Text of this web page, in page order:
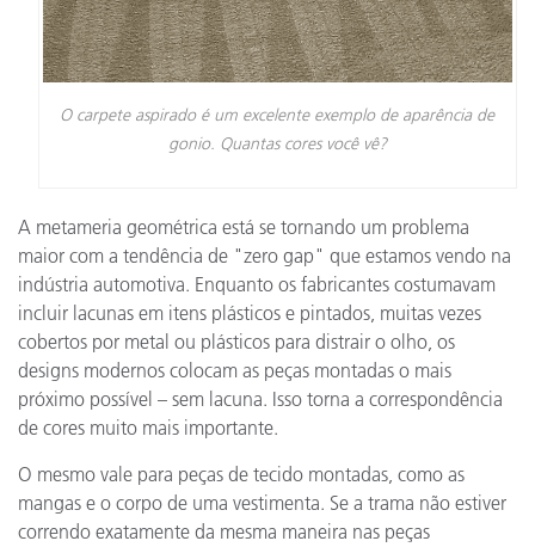
O carpete aspirado é um excelente exemplo de aparência de
gonio. Quantas cores você vê?
A metameria geométrica está se tornando um problema
maior com a tendência de "zero gap" que estamos vendo na
indústria automotiva. Enquanto os fabricantes costumavam
incluir lacunas em itens plásticos e pintados, muitas vezes
cobertos por metal ou plásticos para distrair o olho, os
designs modernos colocam as peças montadas o mais
próximo possível – sem lacuna. Isso torna a correspondência
de cores muito mais importante.
O mesmo vale para peças de tecido montadas, como as
mangas e o corpo de uma vestimenta. Se a trama não estiver
correndo exatamente da mesma maneira nas peças